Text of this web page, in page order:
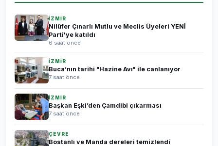
İZMİR
Nilüfer Çınarlı Mutlu ve Meclis Üyeleri YENİ
Parti'ye katıldı
6 saat önce
İZMİR
Buca’nın tarihi "Hazine Avı" ile canlanıyor
7 saat önce
İZMİR
Başkan Eşki’den Çamdibi çıkarması
7 saat önce
ÇEVRE
Bostanlı ve Manda dereleri temizlendi